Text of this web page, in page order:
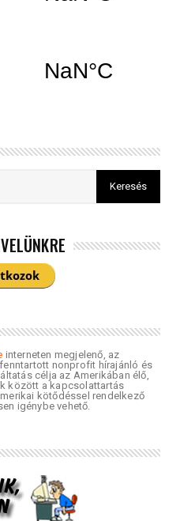
interneten megjelenő, az
nonprofit hírajánló és
célja az Amerikában élő,
között a kapcsolattartás
kötődéssel rendelkező
igénybe vehető.